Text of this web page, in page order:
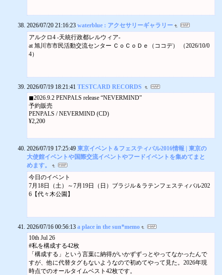
斬ったり斬られたり、
愛あり笑いあり配信ありで、
盛り上がりました！！
終演後、、、
ネタグッズをつけてはしゃぐ我。
と、
会場上がってみたからコレ。
バケツをひっくり返したような雨とは
このこと。
会場の皆さまのお帰りは、
間一髪で大丈夫だったようです、、、。
～総集編でございました。
ご来場、配信ご覧の皆様、
ありがとうございました！！
ネタバレあるので、
物撮りでご勘弁を～。
しっかし、
本田さんのアイデア～着眼点は
初めてバンドでやってみましたが、
よい感触でございました！
今後どう育ってくかが楽しみですね。
というワケで、
次は8月～浴衣のバンドライブに
参加いたします。
どうぞお楽しみに～♪
食べる
食べる
食べる
舎人公園で「花と光のムーブメント ネモフィラと百花の花景色」
食べる
足立・大谷田公園で「梅まつり」 野だてや琴の演奏も
2026/07/20 21:16:23 waterblue : アクセサリーギャラリー
アルクロ4 -天統行政都レルウィア-
at 旭川市市民活動交流センター ＣｏＣｏＤｅ（ココデ） （2026/10/0
4）
2026/07/19 18:21:41 TESTCARD RECORDS
◼︎2026.9.2 PENPALS release “NEVERMIND”
予約販売
PENPALS / NEVERMIND (CD)
¥2,200
2026/07/19 17:25:49 東京イベント＆フェスティバル2016情報 | 東京の
大使館イベントや国際交流イベントやフードイベントを集めてまと
めます。
今日のイベント
7月18日（土）～7月19日（日）ブラジル＆ラテンフェスティバル202
6【代々木公園】
2026/07/16 00:56:13 a place in the sun*memo
10th Jul 26
#私を構成する42枚
「構成する」という言葉に納得がいかずずっとやってなかったんで
すが、他に代替タグもないようなので初めてやって見た。2026年現
時点でのオールタイムベスト42枚です。